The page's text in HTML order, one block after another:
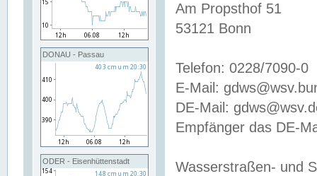
DONAU - Passau
ODER - Eisenhüttenstadt
Am Propsthof 51
53121 Bonn
Telefon: 0228/7090-0
E-Mail:
DE-Mail:
Empfänger das DE-
Wasserstraßen- und